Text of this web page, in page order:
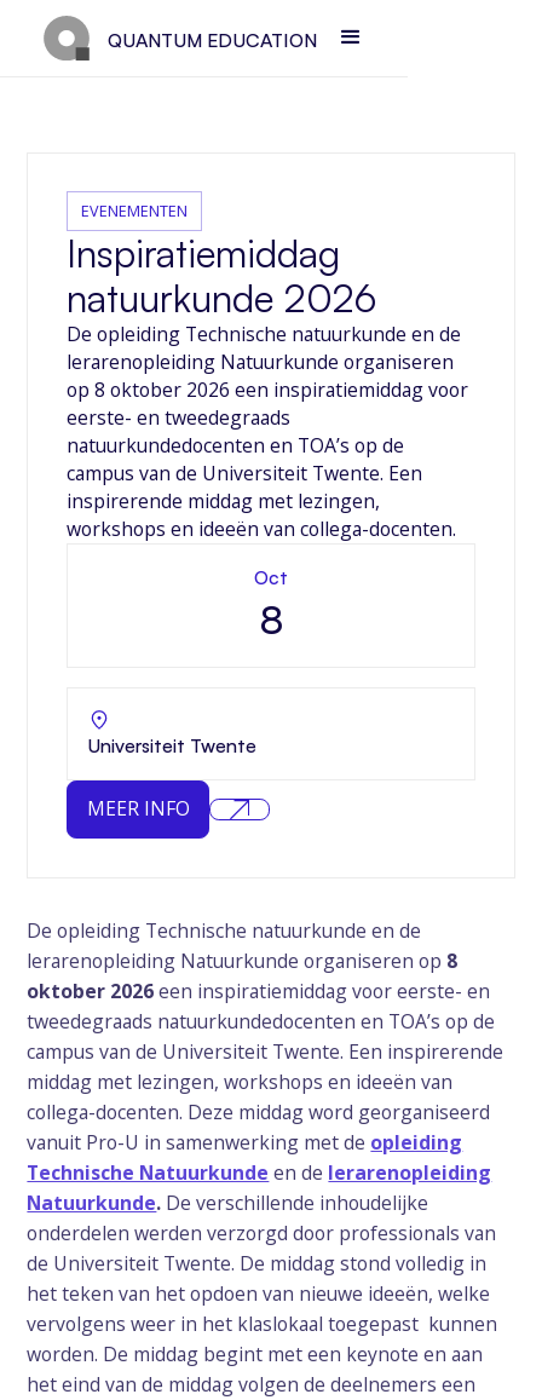
QUANTUM EDUCATION
EVENEMENTEN
Inspiratiemiddag
natuurkunde 2026
De opleiding Technische natuurkunde en de
lerarenopleiding Natuurkunde organiseren
op 8 oktober 2026 een inspiratiemiddag voor
eerste- en tweedegraads
natuurkundedocenten en TOA’s op de
campus van de Universiteit Twente. Een
inspirerende middag met lezingen,
workshops en ideeën van collega-docenten.
Oct
8
Universiteit Twente
MEER INFO
De opleiding Technische natuurkunde en de
lerarenopleiding Natuurkunde organiseren op 8
oktober 2026een inspiratiemiddag voor eerste- en
tweedegraads natuurkundedocenten en TOA’s op de
campus van de Universiteit Twente. Een inspirerende
middag met lezingen, workshops en ideeën van
collega-docenten. Deze middag word georganiseerd
vanuit Pro-U in samenwerking met de opleiding
Technische Natuurkunde en de lerarenopleiding
Natuurkunde. De verschillende inhoudelijke
onderdelen werden verzorgd door professionals van
de Universiteit Twente. De middag stond volledig in
het teken van het opdoen van nieuwe ideeën, welke
vervolgens weer in het klaslokaal toegepast kunnen
worden. De middag begint met een keynote en aan
het eind van de middag volgen de deelnemers een